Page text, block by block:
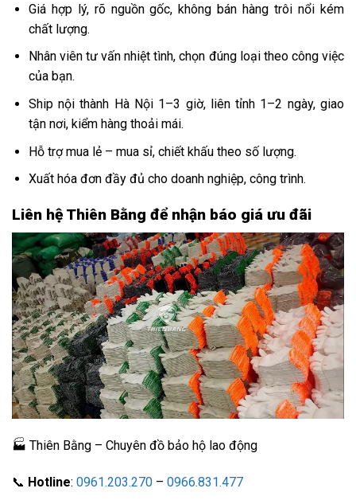
Giá hợp lý, rõ nguồn gốc, không bán hàng trôi nổi kém
chất lượng.
Nhân viên tư vấn nhiệt tình, chọn đúng loại theo công việc
của bạn.
Ship nội thành Hà Nội 1–3 giờ, liên tỉnh 1–2 ngày, giao
tận nơi, kiểm hàng thoải mái.
Hỗ trợ mua lẻ – mua sỉ, chiết khấu theo số lượng.
Xuất hóa đơn đầy đủ cho doanh nghiệp, công trình.
Liên hệ Thiên Bằng để nhận báo giá ưu đãi
🏭 Thiên Bằng – Chuyên đồ bảo hộ lao động
📞 Hotline: 0961.203.270 – 0966.831.477